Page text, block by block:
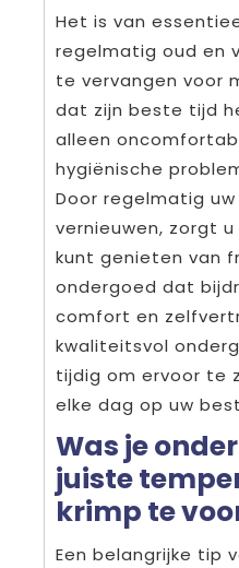
Het is van
regelmatig oud en
te vervangen voor
dat zijn beste tijd
alleen
hygiënische
Door regelmatig
vernieuwen, zorgt
kunt genieten van
ondergoed dat
comfort en
kwaliteitsvol
tijdig om ervoor te
elke dag op uw
Was je
juiste
krimp te
Een belangrijke tip